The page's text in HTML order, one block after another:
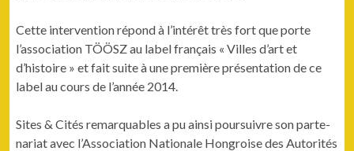
Cette inter­ven­tion répond à l’intérêt très fort que porte
l’association TÖÖSZ au label français « Villes d’art et
d’histoire » et fait suite à une pre­mière présen­ta­tion de ce
label au cours de l’année 2014.
Sites & Cités remar­quables a pu ain­si pour­suiv­re son parte­
nar­i­at avec l’Association Nationale Hon­groise des Autorités